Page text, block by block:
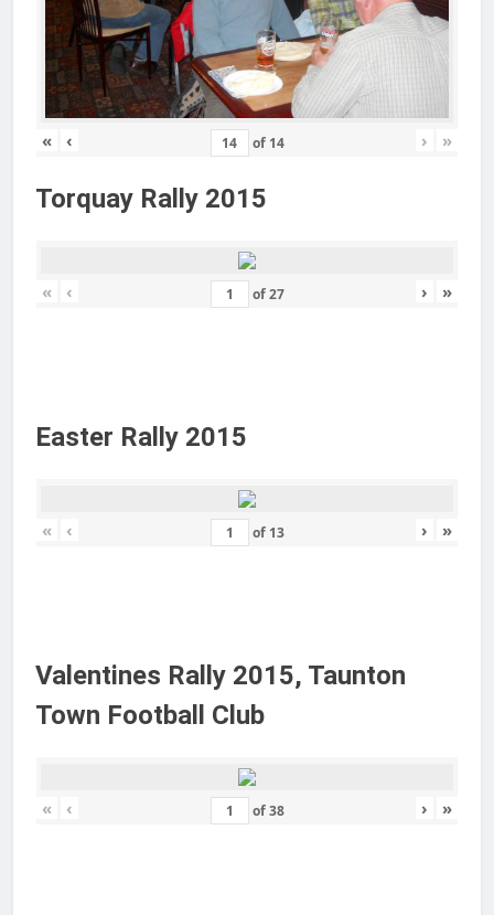
« ‹ of 14 › »
Torquay Rally 2015
« ‹ of27 › »
Easter Rally 2015
« ‹ of 13 › »
Valentines Rally 2015, Taunton
Town Football Club
« ‹ of38 › »